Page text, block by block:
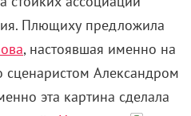
Плющиху предложила
, настоявшая именно на
сценаристом Александром
эта картина сделала